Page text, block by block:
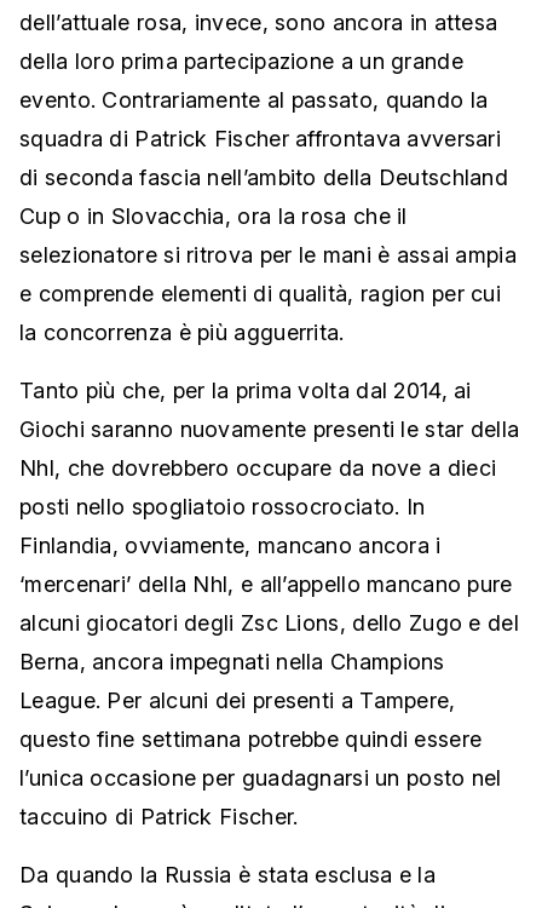
dell’attuale rosa, invece, sono ancora in attesa
della loro prima partecipazione a un grande
evento. Contrariamente al passato, quando la
squadra di Patrick Fischer affrontava avversari
di seconda fascia nell’ambito della Deutschland
Cup o in Slovacchia, ora la rosa che il
selezionatore si ritrova per le mani è assai ampia
e comprende elementi di qualità, ragion per cui
la concorrenza è più agguerrita.
Tanto più che, per la prima volta dal 2014, ai
Giochi saranno nuovamente presenti le star della
Nhl, che dovrebbero occupare da nove a dieci
posti nello spogliatoio rossocrociato. In
Finlandia, ovviamente, mancano ancora i
‘mercenari’ della Nhl, e all’appello mancano pure
alcuni giocatori degli Zsc Lions, dello Zugo e del
Berna, ancora impegnati nella Champions
League. Per alcuni dei presenti a Tampere,
questo fine settimana potrebbe quindi essere
l’unica occasione per guadagnarsi un posto nel
taccuino di Patrick Fischer.
Da quando la Russia è stata esclusa e la